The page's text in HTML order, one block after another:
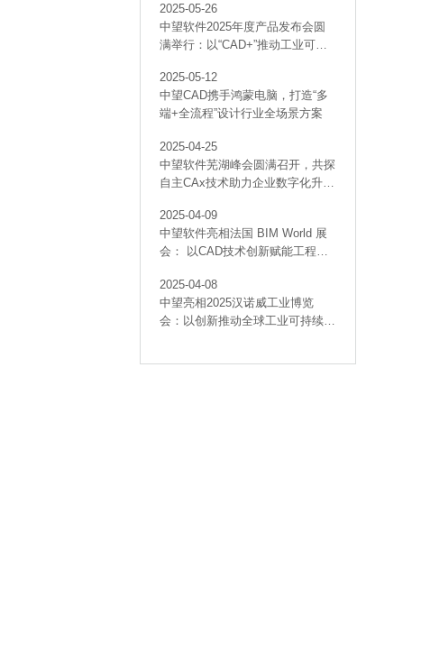
2025-05-26
中望软件2025年度产品发布会圆
满举行：以“CAD+”推动工业可持
2025-05-12
中望CAD携手鸿蒙电脑，打造“多
端+全流程”设计行业全场景方案
2025-04-25
中望软件芜湖峰会圆满召开，共探
自主CAx技术助力企业数字化升级
2025-04-09
中望软件亮相法国 BIM World 展
会： 以CAD技术创新赋能工程建
2025-04-08
中望亮相2025汉诺威工业博览
会：以创新推动全球工业可持续发